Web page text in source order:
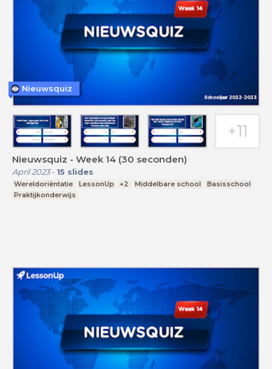
Nieuwsquiz - Week 14 (30 seconden)
April 2023- 15 slides
Wereldoriëntatie LessonUp +2 Middelbare school
Basisschool
Praktijkonderwijs
Nieuwsquiz